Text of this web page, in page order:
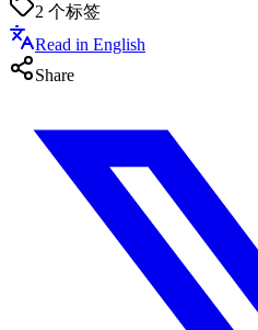
2 个标签
Read in English
Share